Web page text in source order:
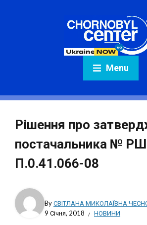
Menu
Рішення про
постачальника №
П.0.41.066-08
ByСВІТЛАНА МИКОЛАЇВНА
9 Січня, 2018
НОВИНИ